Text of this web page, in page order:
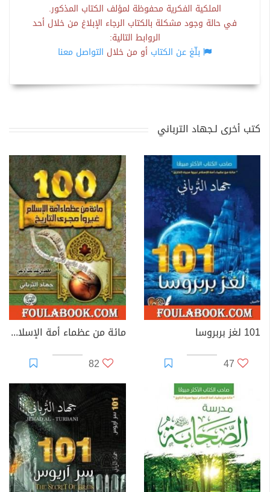
الملكية الفكرية محفوظة لمؤلف الكتاب المذكور.
في حالة وجود مشكلة بالكتاب الرجاء الإبلاغ من خلال أحد
الروابط التالية:
بلّغ عن الكتاب أو من خلال التواصل معنا
كتب أخرى لـجهاد الترباني
101 لغز بربروسا
47
مائة من عظماء أمة الإسلام غيروا مجرى التاريخ
82